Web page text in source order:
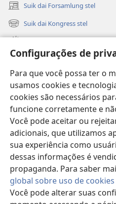
Configurações de
Para que você possa ter o
usamos cookies e
cookies são necessários
funcione corretamente e
Você pode aceitar ou
adicionais, que utilizamos
sua experiência como
dessas informações é
propaganda. Para saber
global sobre uso de
Você pode alterar suas
Suik dai Forsamlung stel
(opens
new
window)
Suik dai Kongress stel
(opens
new
Videos
Suik in JW.ORG
Gild wat mit fraiwile geewt
(opens
new
window)Buikerstuuw in Internet fon
(opens
new
window)JW Hub ®
(opens
new
window)